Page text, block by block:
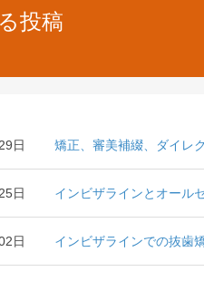
投稿
日 矯正、審美補綴、ダイレ
日 インビザラインとオール
日 インビザラインでの抜歯